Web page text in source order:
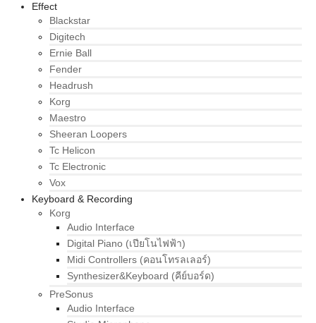
Effect
Blackstar
Digitech
Ernie Ball
Fender
Headrush
Korg
Maestro
Sheeran Loopers
Tc Helicon
Tc Electronic
Vox
Keyboard & Recording
Korg
Audio Interface
Digital Piano (เปียโนไฟฟ้า)
Midi Controllers (คอนโทรลเลอร์)
Synthesizer&Keyboard (คีย์บอร์ด)
PreSonus
Audio Interface